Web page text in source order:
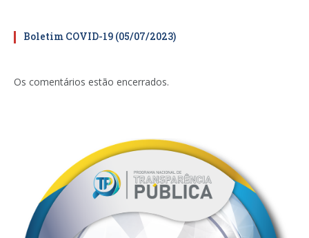
Boletim COVID-19 (05/07/2023)
Os comentários estão encerrados.